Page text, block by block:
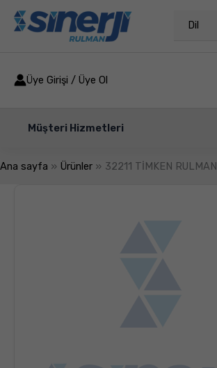
İçeriğe
atla
Dil
Üye Girişi / Üye Ol
Müşteri Hizmetleri
Ana sayfa Ürünler 32211 TİMKEN RULMAN